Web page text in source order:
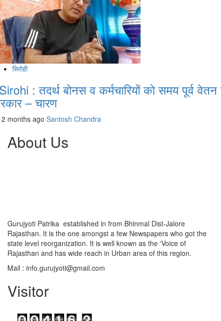
सिरोही
: तदर्थ बोनस व कर्मचारियों को समय पूर्व
– चारण
2 months ago Santosh Chandra
About Us
Gurujyoti Patrika established in from Bhinmal Dist-Jalore
Rajasthan. It is the one amongst a few Newspapers who got the
state level reorganization. It is well known as the ‘Voice of
Rajasthan and has wide reach in Urban area of this region.
Mail : info.gurujyoti@gmail.com
Visitor